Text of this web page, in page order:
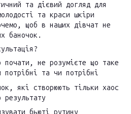
та дієвий догляд для
та краси шкіри
щоб в наших дівчат не
баночок.
не розумієте що таке
та чи потрібні
які створюють тільки хаос
бьюті рутину